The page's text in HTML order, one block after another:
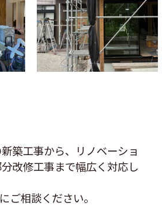
築工事から、リノベーショ
改修工事まで幅広く対応し
ご相談ください。